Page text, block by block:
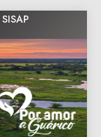
SISAP
de Guarico